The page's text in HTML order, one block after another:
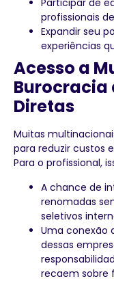
Participar de
profissionais
Expandir seu
experiências
Acesso a
Burocracia
Diretas
Muitas
para reduzir custos
Para o profissional,
A chance de
renomadas
seletivos
Uma conexão
dessas
recaem sobre